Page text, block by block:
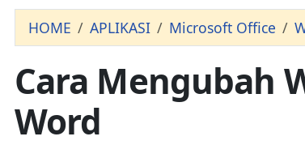
HOME APLIKASI Microsoft Office
Cara Mengubah
Word